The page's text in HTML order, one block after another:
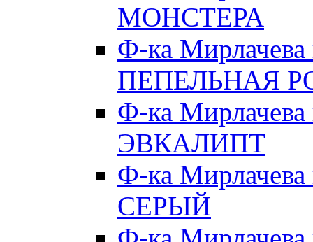
МОНСТЕРА
Ф-ка
ПЕПЕЛЬНАЯ
Ф-ка
ЭВКАЛИПТ
Ф-ка
СЕРЫЙ